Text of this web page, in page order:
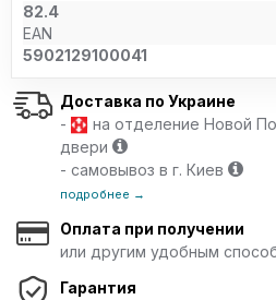
82.4
EAN
5902129100041
Доставка по Украине
-
на отделение Новой
двери
- самовывоз в г. Киев
подробнее →
Оплата при получении
или другим удобным
Гарантия